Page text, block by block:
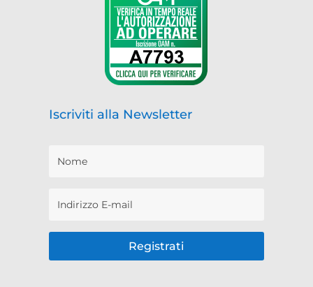
Iscriviti alla Newsletter
Registrati